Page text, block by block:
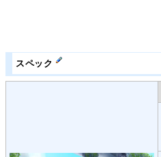
スペック